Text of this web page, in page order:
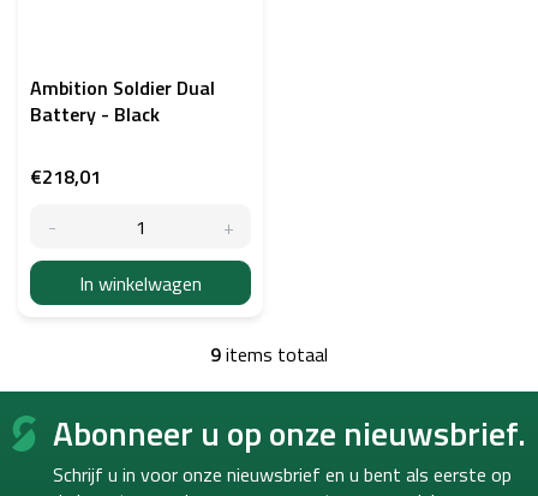
Ambition Soldier Dual
Battery - Black
€218,01
In winkelwagen
L
i
s
t
b
9items totaal
F
Abonneer u op onze nieuwsbrief.
Schrijf u in voor onze nieuwsbrief en u bent als eerste op